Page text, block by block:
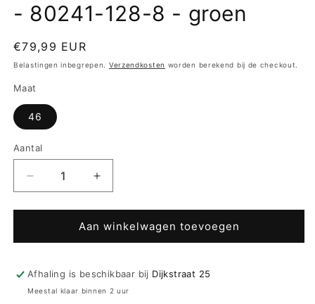
- 80241-128-8 - groen
Normale
prijs
€79,99 EUR
Belastingen inbegrepen. Verzendkosten worden berekend bij de checkout.
Maat
46
Aantal
Aantal
verlagen
voor
Pastunette
Huispak
lange
broek
Aantal
verhogen
voor
Pastunette
Huispak
lange
broek
Aan winkelwagen toevoegen
Afhaling is beschikbaar bij Dijkstraat 25
Meestal klaar binnen 2 uur